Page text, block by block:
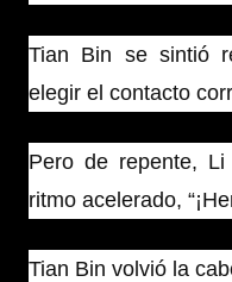
Tian Bin se sintió
elegir el contacto
Pero de repente,
ritmo acelerado,
Tian Bin volvió la